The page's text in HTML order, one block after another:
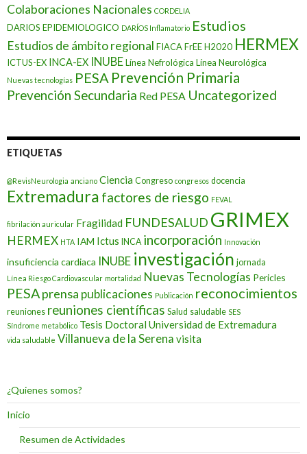
Colaboraciones Nacionales CORDELIA
DARIOS EPIDEMIOLOGICO DARÍOS Inflamatorio Estudios
Estudios de ámbito regional FIACAFrEEH2020 HERMEX
ICTUS-EX INCA-EX INUBELínea Nefrológica Línea Neurológica
Nuevas tecnologías PESA Prevención Primaria
Prevención Secundaria Red PESA Uncategorized
ETIQUETAS
@RevisNeurologia anciano Ciencia Congreso congresos docencia
Extremadura factores de riesgo FEVAL
fibrilación auricular Fragilidad FUNDESALUD GRIMEX
HERMEX HTA IAM Ictus INCA incorporación Innovación
insuficiencia cardiaca INUBE investigación jornada
Línea Riesgo Cardiovascular mortalidad Nuevas Tecnologías Pericles
PESAprensa publicaciones Publicación reconocimientos
reuniones reuniones científicas Salud saludable SES
Síndrome metabólico Tesis Doctoral Universidad de Extremadura
vida saludable Villanueva de la Serena visita
¿Quienes somos?
Inicio
Resumen de Actividades